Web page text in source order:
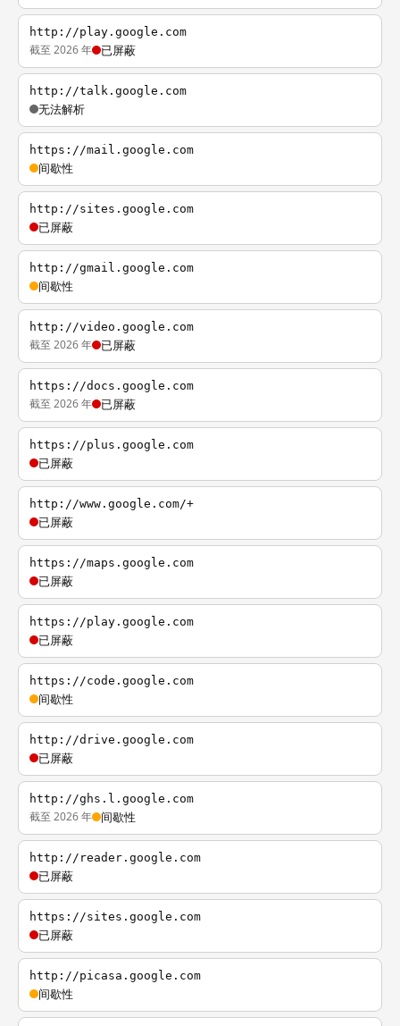
http://play.google.com
截至 2026 年 已屏蔽
http://talk.google.com
无法解析
https://mail.google.com
间歇性
http://sites.google.com
已屏蔽
http://gmail.google.com
间歇性
http://video.google.com
截至 2026 年 已屏蔽
https://docs.google.com
截至 2026 年 已屏蔽
https://plus.google.com
已屏蔽
http://www.google.com/+
已屏蔽
https://maps.google.com
已屏蔽
https://play.google.com
已屏蔽
https://code.google.com
间歇性
http://drive.google.com
已屏蔽
http://ghs.l.google.com
截至 2026 年 间歇性
http://reader.google.com
已屏蔽
https://sites.google.com
已屏蔽
http://picasa.google.com
间歇性